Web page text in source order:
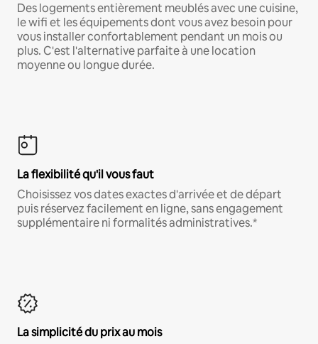
Des logements entièrement meublés avec une cuisine,
le wifi et les équipements dont vous avez besoin pour
vous installer confortablement pendant un mois ou
plus. C'est l'alternative parfaite à une location
moyenne ou longue durée.
La flexibilité qu'il vous faut
Choisissez vos dates exactes d'arrivée et de départ
puis réservez facilement en ligne, sans engagement
supplémentaire ni formalités administratives.*
La simplicité du prix au mois